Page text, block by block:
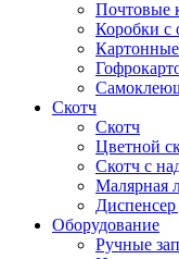
Почтовые
Коробки с
Скотч
Скотч
Цветной
Скотч с
Малярная
Диспенсер
Оборудование
Ручные